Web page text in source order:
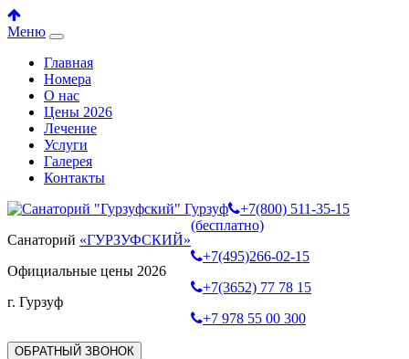
Меню
Главная
Номера
О нас
Цены 2026
Лечение
Услуги
Галерея
Контакты
Санаторий «ГУРЗУФСКИЙ»
Официальные цены 2026
г. Гурзуф
+7(800) 511-35-15
(бесплатно)
+7(495)266-02-15
+7(3652) 77 78 15
+7 978 55 00 300
ОБРАТНЫЙ ЗВОНОК